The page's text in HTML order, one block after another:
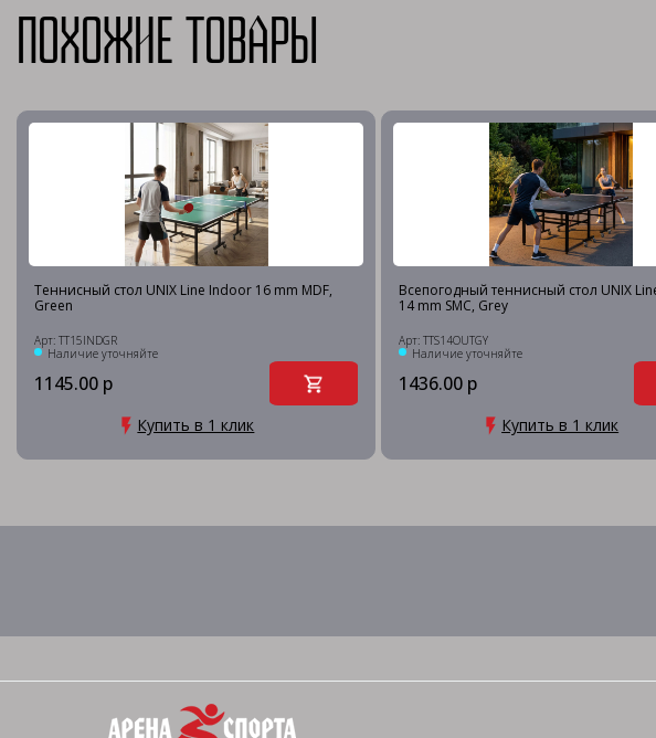
Похожие товары
Теннисный стол UNIX Line Indoor 16 mm MDF,
Green
Арт: TT15INDGR
Наличие уточняйте
1145.00 р
Купить в 1 клик
Всепогодный теннисный стол UNIX
14 mm SMC, Grey
Арт: TTS14OUTGY
Наличие уточняйте
1436.00 р
Купить в 1 клик